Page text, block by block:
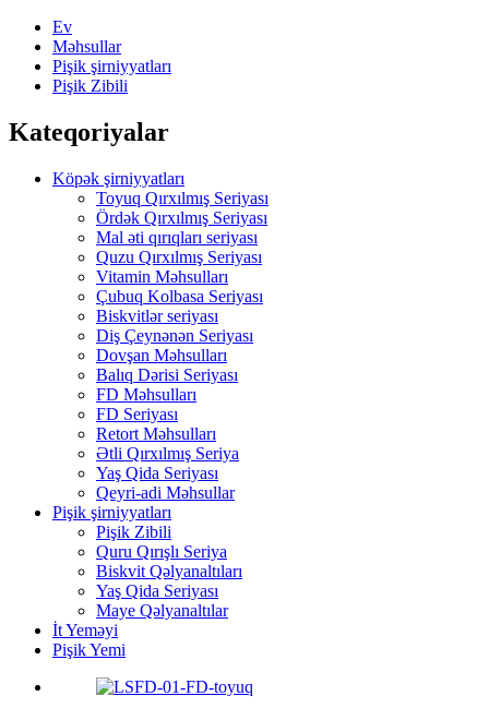
Ev
Məhsullar
Pişik şirniyyatları
Pişik Zibili
Kateqoriyalar
Köpək şirniyyatları
Toyuq Qırxılmış Seriyası
Ördək Qırxılmış Seriyası
Mal əti qırıqları seriyası
Quzu Qırxılmış Seriyası
Vitamin Məhsulları
Çubuq Kolbasa Seriyası
Biskvitlər seriyası
Diş Çeynənən Seriyası
Dovşan Məhsulları
Balıq Dərisi Seriyası
FD Məhsulları
FD Seriyası
Retort Məhsulları
Ətli Qırxılmış Seriya
Yaş Qida Seriyası
Qeyri-adi Məhsullar
Pişik şirniyyatları
Pişik Zibili
Quru Qırışlı Seriya
Biskvit Qəlyanaltıları
Yaş Qida Seriyası
Maye Qəlyanaltılar
İt Yeməyi
Pişik Yemi